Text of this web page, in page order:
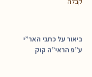
ביאור על כתבי האר”י
ע”פ הראי”ה קוק